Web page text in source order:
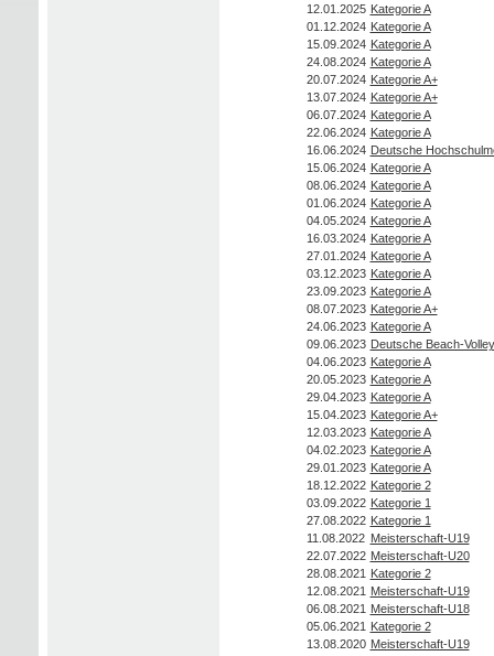
12.01.2025 Kategorie A
01.12.2024 Kategorie A
15.09.2024 Kategorie A
24.08.2024 Kategorie A
20.07.2024 Kategorie A+
13.07.2024 Kategorie A+
06.07.2024 Kategorie A
22.06.2024 Kategorie A
16.06.2024 Deutsche
15.06.2024 Kategorie A
08.06.2024 Kategorie A
01.06.2024 Kategorie A
04.05.2024 Kategorie A
16.03.2024 Kategorie A
27.01.2024 Kategorie A
03.12.2023 Kategorie A
23.09.2023 Kategorie A
08.07.2023 Kategorie A+
24.06.2023 Kategorie A
09.06.2023 Deutsche Beach-
04.06.2023 Kategorie A
20.05.2023 Kategorie A
29.04.2023 Kategorie A
15.04.2023 Kategorie A+
12.03.2023 Kategorie A
04.02.2023 Kategorie A
29.01.2023 Kategorie A
18.12.2022 Kategorie 2
03.09.2022 Kategorie 1
27.08.2022 Kategorie 1
11.08.2022 Meisterschaft-U19
22.07.2022 Meisterschaft-U20
28.08.2021 Kategorie 2
12.08.2021 Meisterschaft-U19
06.08.2021 Meisterschaft-U18
05.06.2021 Kategorie 2
13.08.2020 Meisterschaft-U19